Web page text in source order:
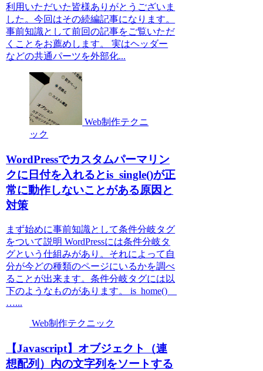
利用いただいた皆様ありがとうございま
した。今回はその続編記事になります。
事前知識として前回の記事をご覧いただ
くことをお薦めします。 実はヘッダー
などの共通パーツを外部化...
Web制作テクニ
ック
WordPressでカスタムパーマリン
クに日付を入れるとis_single()が正
常に動作しないことがある原因と
対策
まず始めに事前知識として条件分岐タグ
をついて説明 WordPressには条件分岐タ
グという仕組みがあり。それによって自
分が今どの種類のページにいるかを調べ
ることが出来ます。条件分岐タグには以
下のようなものがあります。 is_home()
…...
Web制作テクニック
【Javascript】オブジェクト（連
想配列）内の文字列をソートする